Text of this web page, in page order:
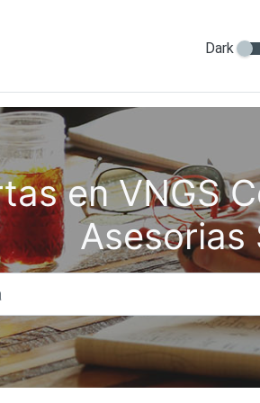
Dark
en VNGS
Asesorias